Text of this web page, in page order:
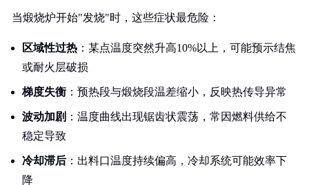
当煅烧炉开始"发烧"时，这些症状最危险：
区域性过热 ：某点温度突然升高10%以上，可能预示结焦
或耐火层破损
梯度失衡 ：预热段与煅烧段温差缩小，反映热传导异常
波动加剧 ：温度曲线出现锯齿状震荡，常因燃料供给不
稳定导致
冷却滞后 ：出料口温度持续偏高，冷却系统可能效率下
降